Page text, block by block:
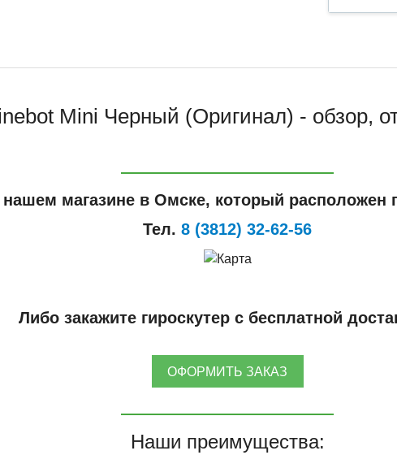
Mini Черный (Оригинал) - обзор,
магазине в Омске, который расположен
Тел. 8 (3812) 32-62-56
Либо закажите гироскутер с бесплатной
ОФОРМИТЬ ЗАКАЗ
Наши преимущества: